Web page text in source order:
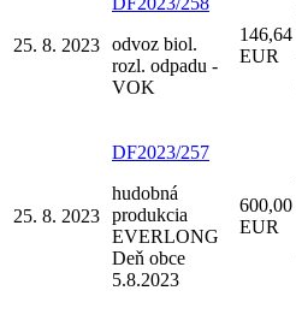
25. 8. 2023 odvoz biol.
rozl. odpadu -
VOK
146,64
EUR
25. 8. 2023
DF2023/257
hudobná
produkcia
EVERLONG
Deň obce
5.8.2023
600,00
EUR